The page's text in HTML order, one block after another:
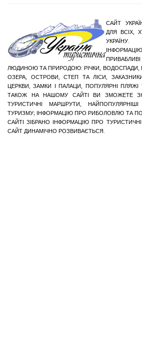
САЙТ
ДЛЯ ВСІХ,
ЛЮДИНОЮ ТА ПРИРОДОЮ: РІЧКИ, ВОДОСПАДИ,
ОЗЕРА, ОСТРОВИ, СТЕП ТА ЛІСИ,
ЦЕРКВИ, ЗАМКИ І ПАЛАЦИ, ПОПУЛЯРНІ ПЛЯЖІ
ТАКОЖ НА НАШОМУ САЙТІ ВИ ЗМОЖЕТЕ
ТУРИСТИЧНІ МАРШРУТИ,
ТУРИЗМУ; ІНФОРМАЦІЮ ПРО РИБОЛОВЛЮ ТА
САЙТІ ЗІБРАНО ІНФОРМАЦІЮ ПРО
САЙТ ДИНАМІЧНО РОЗВИВАЄТЬСЯ.